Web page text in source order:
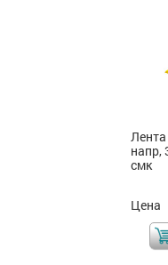
напр,
смк
Цена